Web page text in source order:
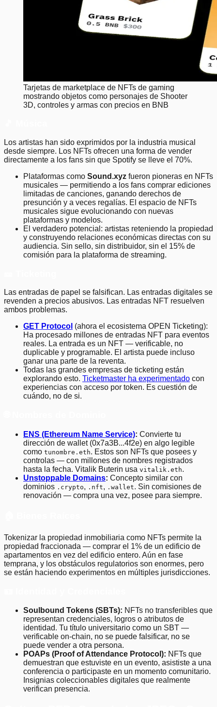
Tarjetas de marketplace de NFTs de gaming
mostrando objetos como personajes de Shooter
3D, controles y armas con precios en BNB
Los artistas han sido exprimidos por la industria musical
desde siempre. Los NFTs ofrecen una forma de vender
directamente a los fans sin que Spotify se lleve el 70%.
Plataformas como Sound.xyz fueron pioneras en NFTs
musicales — permitiendo a los fans comprar ediciones
limitadas de canciones, ganando derechos de
presunción y a veces regalías. El espacio de NFTs
musicales sigue evolucionando con nuevas
plataformas y modelos.
El verdadero potencial: artistas reteniendo la propiedad
y construyendo relaciones económicas directas con su
audiencia. Sin sello, sin distribuidor, sin el 15% de
comisión para la plataforma de streaming.
Las entradas de papel se falsifican. Las entradas digitales se
revenden a precios abusivos. Las entradas NFT resuelven
ambos problemas.
GET Protocol (ahora el ecosistema OPEN Ticketing):
Ha procesado millones de entradas NFT para eventos
reales. La entrada es un NFT — verificable, no
duplicable y programable. El artista puede incluso
ganar una parte de la reventa.
Todas las grandes empresas de ticketing están
explorando esto. Ticketmaster ha experimentado con
experiencias con acceso por token. Es cuestión de
cuándo, no de si.
ENS (Ethereum Name Service): Convierte tu
dirección de wallet (0x7a3B...4f2e) en algo legible
como tunombre.eth. Estos son NFTs que posees y
controlas — con millones de nombres registrados
hasta la fecha. Vitalik Buterin usa vitalik.eth.
Unstoppable Domains: Concepto similar con
dominios .crypto, .nft, .wallet. Sin comisiones de
renovación — compra una vez, posee para siempre.
Tokenizar la propiedad inmobiliaria como NFTs permite la
propiedad fraccionada — comprar el 1% de un edificio de
apartamentos en vez del edificio entero. Aún en fase
temprana, y los obstáculos regulatorios son enormes, pero
se están haciendo experimentos en múltiples jurisdicciones.
Soulbound Tokens (SBTs): NFTs no transferibles que
representan credenciales, logros o atributos de
identidad. Tu título universitario como un SBT —
verificable on-chain, no se puede falsificar, no se
puede vender a otra persona.
POAPs (Proof of Attendance Protocol): NFTs que
demuestran que estuviste en un evento, asististe a una
conferencia o participaste en un momento comunitario.
Insignias coleccionables digitales que realmente
verifican presencia.